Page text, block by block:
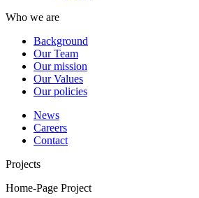
Who we are
Background
Our Team
Our mission
Our Values
Our policies
News
Careers
Contact
Projects
Home-Page Project